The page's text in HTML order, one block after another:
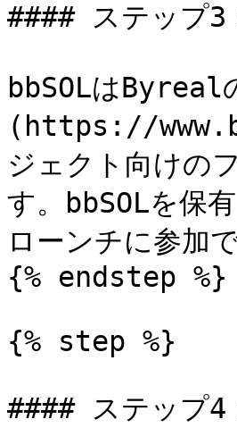
#### ステップ
bbSOLは
(https://
ジェクト向けの
す。bbSOLを保
ローンチに参加
{% endstep %}
{% step %}
#### ステップ4